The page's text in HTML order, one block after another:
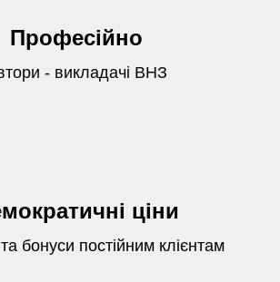
Професійно
- викладачі ВНЗ
ціни
бонуси постійним клієнтам